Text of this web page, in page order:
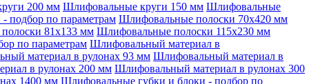
200 мм Шлифовальные круги 150 мм Шлифовальные
подбор по параметрам Шлифовальные полоски 70x420 мм
81x133 мм Шлифовальные полоски 115x230 мм
по параметрам Шлифовальный материал в
материал в рулонах 93 мм Шлифовальный материал в
в рулонах 200 мм Шлифовальный материал в рулонах 300
1400 мм Шлифовальные губки и блоки - подбор по